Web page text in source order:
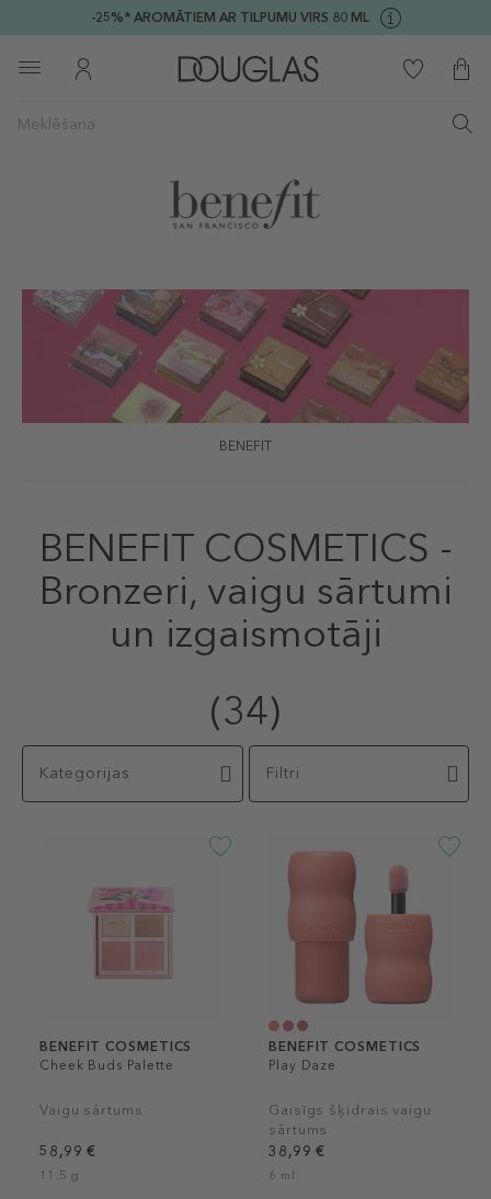
-25%* AROMĀTIEM AR TILPUMU VIRS 80 ML
BENEFIT
BENEFIT COSMETICS -
Bronzeri, vaigu sārtumi
un izgaismotāji
(34)
Kategorijas Filtri
BENEFIT COSMETICS
Cheek Buds Palette
Vaigu sārtums
58,99 €
11.5 g
BENEFIT COSMETICS
Play Daze
Gaisīgs šķidrais vaigu
sārtums
38,99 €
6 ml